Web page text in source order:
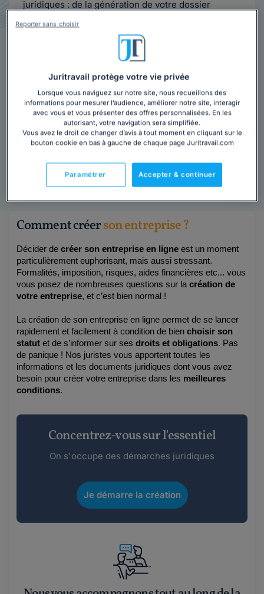
juridiques : de la génération de votre dossier
au Greffe.
3 - Votre société est crééerecevez votre K-
bis !
Pour garantir la conformité de votre procédure,
Juritravail met à votre disposition des outils
toujours à jour des derniers textes de loi.
Comment créerson entreprise ?
Décider de créer son entreprise en ligne est un moment
particulièrement euphorisant, mais aussi stressant.
Formalités, imposition, risques, aides financières etc... vous
vous posez de nombreuses questions sur la création de
votre entreprise, et c’est bien normal !
La création de son entreprise en ligne permet de se lancer
rapidement et facilement à condition de bien choisir son
statut et de s’informer sur ses droits et obligations. Pas
de panique ! Nos juristes vous apportent toutes les
informations et les documents juridiques dont vous avez
besoin pour créer votre entreprise dans les meilleures
conditions.
Concentrez-vous sur l'essentiel
On s'occupe des démarches juridiques
Je démarre la création
Juritravail protège votre vie privée
Lorsque vous naviguez sur notre site, nous recueillons des
informations pour mesurer l’audience, améliorer notre site, interagir
avec vous et vous présenter des offres personnalisées. En les
autorisant, votre navigation sera simplifiée.
Vous avez le droit de changer d’avis à tout moment en cliquant sur le
bouton cookie en bas à gauche de chaque page Juritravail.com
Accepter & continuer
Paramétrer
Reporter sans choisir